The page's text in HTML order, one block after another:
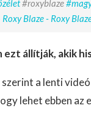
#roxyblaze
Blaze - Roxy
ezt állítják, akik
a lenti
lehet ebben az